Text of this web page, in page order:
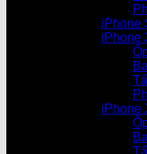
iPhone
iPhone
iPhone